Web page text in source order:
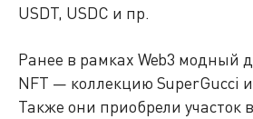
USDT, USDC и пр.
Ранее в рамках Web3 модный
NFT — коллекцию SuperGucci
Также они приобрели участок